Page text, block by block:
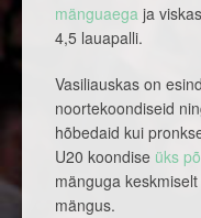
mänguaega ja
4,5 lauapalli.
Vasiliauskas on
noortekoondiseid
hõbedaid kui
U20 koondise üks
mänguga
mängus.